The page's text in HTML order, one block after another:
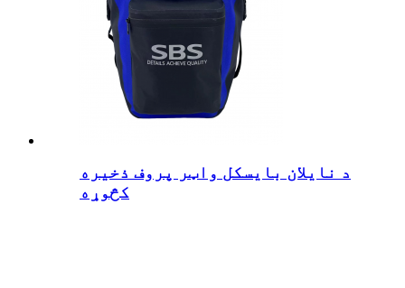
د نایلان بایسکل واټر پروف ذخیره
کڅوړه